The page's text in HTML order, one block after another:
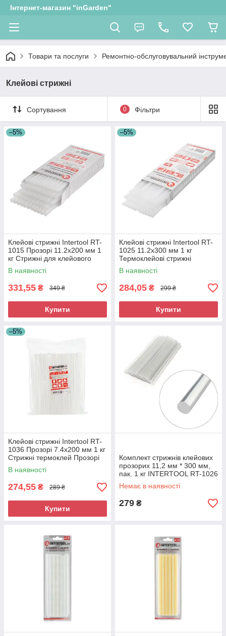
Інтернет-магазин "inGarden"
Товари та послуги Ремонтно-обслуговувальний
Клейові стрижні
Сортування 0 Фільтри
–5%
Клейові стрижні Intertool RT-
1015 Прозорі 11.2х200 мм 1
кг Стрижні для клейового
пістолета Термоклей
В наявності
331,55 ₴ 349 ₴
Купити
–5%
Клейові стрижні Intertool RT-
1025 11.2х300 мм 1 кг
Термоклейові стрижні
Гарячий клей
В наявності
284,05 ₴ 299 ₴
Купити
–5%
Клейові стрижні Intertool RT-
1036 Прозорі 7.4х200 мм 1 кг
Стрижні термоклей Прозорі
клейові стрижні
В наявності
274,55 ₴ 289 ₴
Купити
Комплект стрижнів клейових
прозорих 11,2 мм * 300 мм,
пак. 1 кг INTERTOOL RT-1026
Немає в наявності
279 ₴